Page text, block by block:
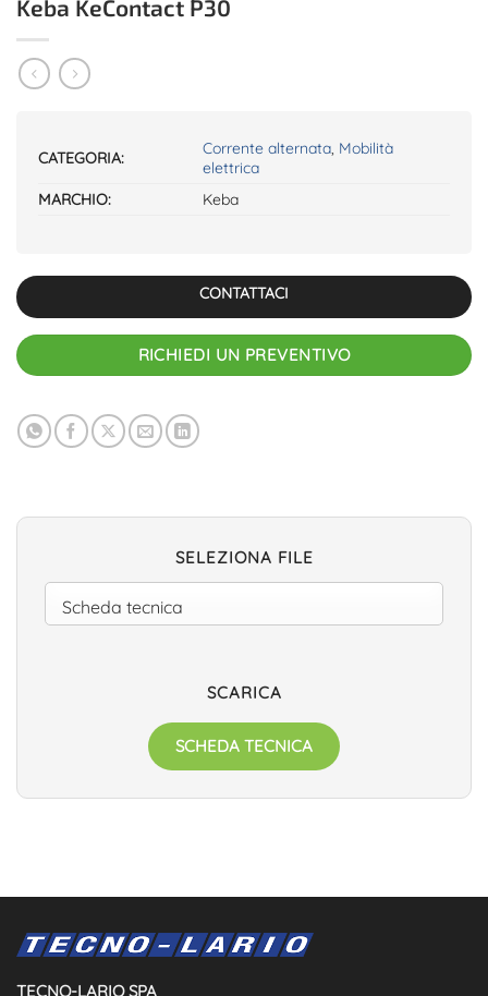
Keba KeContact P30
CATEGORIA: Corrente alternata, Mobilità
elettrica
MARCHIO:
Keba
CONTATTACI
RICHIEDI UN PREVENTIVO
SELEZIONA FILE
SCARICA
SCHEDA TECNICA
TECNO-LARIO SPA